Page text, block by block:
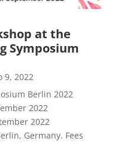
at the
Symposium
9, 2022
Berlin 2022
2022
2022
Germany. Fees